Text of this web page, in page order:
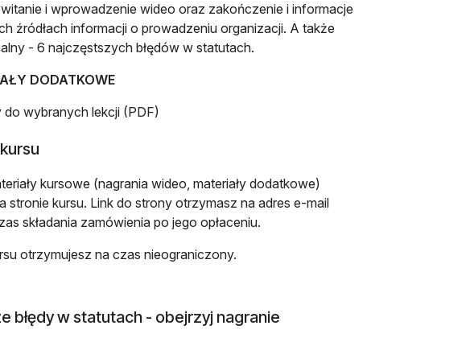
i wprowadzenie wideo oraz zakończenie i informacje
źródłach informacji o prowadzeniu organizacji. A także
- 6 najczęstszych błędów w statutach.
DODATKOWE
do wybranych lekcji (PDF)
kursowe (nagrania wideo, materiały dodatkowe)
stronie kursu. Link do strony otrzymasz na adres e-mail
składania zamówienia po jego opłaceniu.
otrzymujesz na czas nieograniczony.
błędy w statutach - obejrzyj nagranie